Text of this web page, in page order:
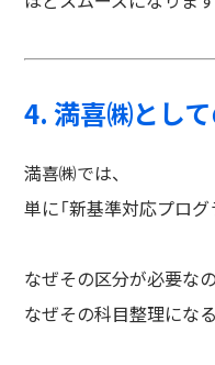
4. 満喜㈱とし
満喜㈱では、
単に「新基準対応プログ
なぜその区分が必要な
なぜその科目整理にな